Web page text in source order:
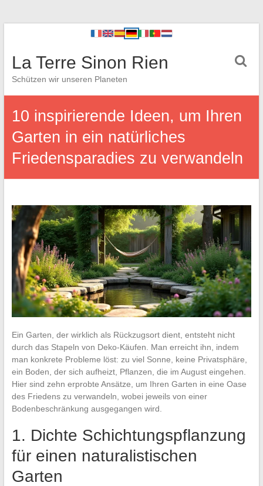
La Terre Sinon Rien
Schützen wir unseren Planeten
10 inspirierende Ideen, um Ihren
Garten in ein natürliches
Friedensparadies zu verwandeln
Ein Garten, der wirklich als Rückzugsort dient, entsteht nicht
durch das Stapeln von Deko-Käufen. Man erreicht ihn, indem
man konkrete Probleme löst: zu viel Sonne, keine Privatsphäre,
ein Boden, der sich aufheizt, Pflanzen, die im August eingehen.
Hier sind zehn erprobte Ansätze, um Ihren Garten in eine Oase
des Friedens zu verwandeln, wobei jeweils von einer
Bodenbeschränkung ausgegangen wird.
1. Dichte Schichtungspflanzung
für einen naturalistischen
Garten